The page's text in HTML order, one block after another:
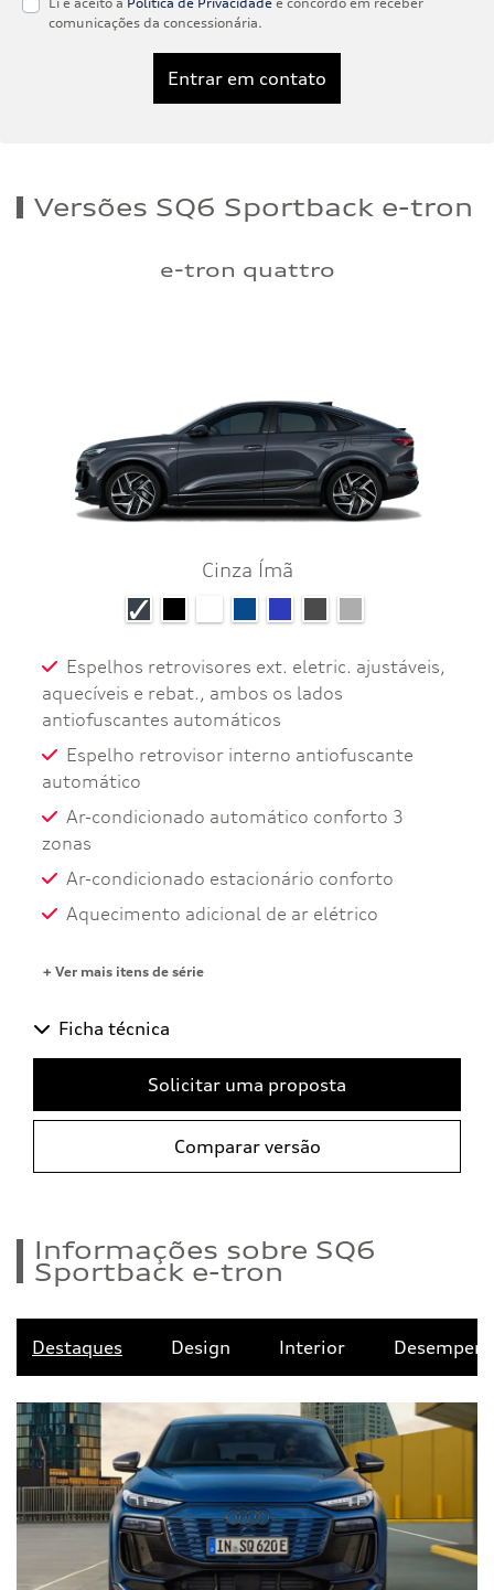
comunicações da concessionária.
Entrar em contato
Versões SQ6 Sportback e-tron
e-tron quattro
Cinza Ímã
Espelhos retrovisores ext. eletric. ajustáveis,
aquecíveis e rebat., ambos os lados
antiofuscantes automáticos
Espelho retrovisor interno antiofuscante
automático
Ar-condicionado automático conforto 3
zonas
Ar-condicionado estacionário conforto
Aquecimento adicional de ar elétrico
+ Ver mais itens de série
Ficha técnica
Solicitar uma proposta
Comparar versão
Informações sobre SQ6
Sportback e-tron
Destaques Design Interior